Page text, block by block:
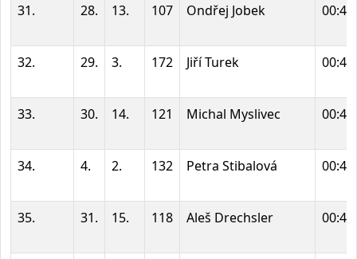
31. 28. 13. 107 Ondřej Jobek
32. 29. 3. 172 Jiří Turek
33. 30. 14. 121 Michal Myslivec
34. 4. 2. 132 Petra Stibalová
35. 31. 15. 118 Aleš Drechsler